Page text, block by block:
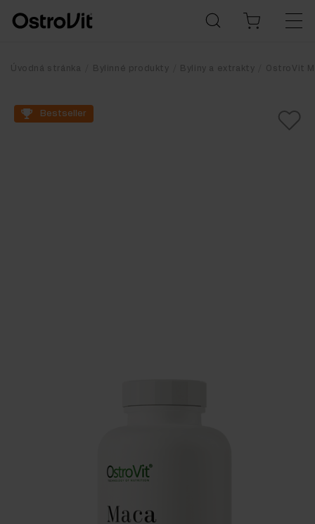
Úvodná stránka Bylinné produkty Byliny a extrakty OstroVit
Bestseller